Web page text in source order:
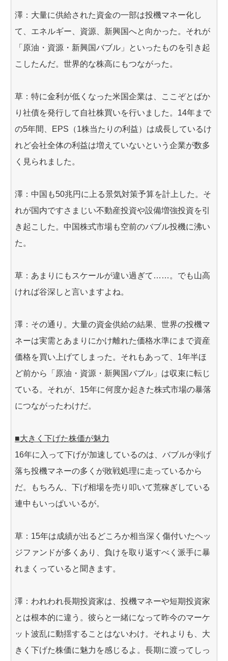
澤：大量に供給された資金の一部は投機マネー化し
て、エネルギー、資源、新興国へと向かった。それが
「原油・資源・新興国バブル」といったものを引き起
こしたんだ。世界的な株高にもつながった。
草：特に金利が低くなった米国企業は、ここぞとばか
り社債を発行して自社株買いを行いました。14年まで
の5年間、EPS（1株当たりの利益）は成長しているけ
れど会社全体の利益は増えていないという企業が数多
く見られました。
澤：中国も50兆円に上る景気対策予算を計上した。そ
れが国内ですさまじい不動産投資や設備増強投資を引
き起こした。中国株式市場も空前のバブル投機に沸い
た。
草：あまりにもスケールが違い過ぎて……。でも山高
ければ谷深しと言いますよね。
澤：その通り。大量の資金供給の結果、世界の投機マ
ネーは実需とあまりにかけ離れた価格水準にまで資産
価格を買い上げてしまった。それもあって、1年半ほ
ど前から「原油・資源・新興国バブル」は収束に転じ
ている。それが、15年に何度か起きた株式市場の暴落
につながったわけだ。
■大きく下げた株価が魅力
16年に入って下げが加速しているのは、バブルが剥げ
落ち投機マネーの多くが敗戦処理に走っているから
だ。もちろん、下げ相場を売り叩いて荒稼ぎしている
連中もいっぱいいるが。
草：15年は成績が出るどころか相当深く傷付いたヘッ
ジファンドが多くあり、負けを取り返すべく派手に暴
れまくっていると聞きます。
澤：われわれ長期投資家は、投機マネーや短期投資家
とは根本的に違う。彼らと一緒になって昨今のマーケ
ット波乱に動揺することはないわけ。それよりも、大
きく下げた株価に魅力を感じるよ。長期に渡ってしっ